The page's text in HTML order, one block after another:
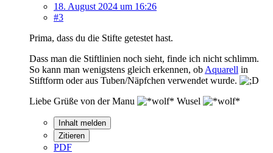
18. August 2024 um 16:26
#3
Prima, dass du die Stifte getestet hast.
Dass man die Stiftlinien noch sieht, finde ich nicht schlimm.
So kann man wenigstens gleich erkennen, ob Aquarell in
Stiftform oder aus Tuben/Näpfchen verwendet wurde.
Liebe Grüße von der Manu
Wusel
Inhalt melden
Zitieren
PDF